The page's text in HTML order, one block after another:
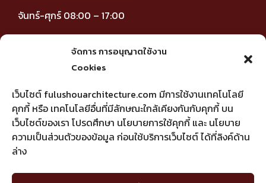
จัดการ การอนุญาตใช้งาน
Cookies
เว็บไซต์ fulushouarchitecture.com มีการใช้งานเทคโนโลยี
คุกกี้ หรือ เทคโนโลยีอื่นที่มีลักษณะใกล้เคียงกันกับคุกกี้ บน
เว็บไซต์ของเรา โปรดศึกษา นโยบายการใช้คุกกี้ และ นโยบาย
ความเป็นส่วนตัวของข้อมูล ก่อนใช้บริการเว็บไซต์ ได้ที่ลิงค์ด้าน
ล่าง
จันทร์-ศุกร์ 08:00 – 17:00
ติดตามข่าวสาร
FU LU SHOU Architecture ออกแบบบ้านตาม
Click to accept marketing cookies and